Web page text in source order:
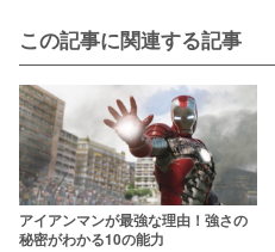
この記事に関連する記事
アイアンマンが最強な理由！強さの
秘密がわかる10の能力